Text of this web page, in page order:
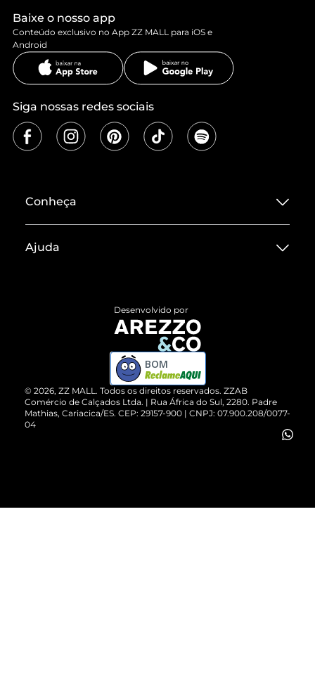
Baixe o nosso app
Conteúdo exclusivo no App ZZ MALL para iOS e
Android
Siga nossas redes sociais
Conheça
Termos de Uso
ZZ MALL é confiável
Cartão Presente
Vendas Corporativas
Ajuda
Devolução do Produto
Compre pelo WhatsApp
© 2026, ZZ MALL. Todos os direitos reservados. ZZAB
Comércio de Calçados Ltda. | Rua África do Sul, 2280. Padre
Mathias, Cariacica/ES. CEP: 29157-900 | CNPJ: 07.900.208/0077-
04
Desenvolvido por
BOM